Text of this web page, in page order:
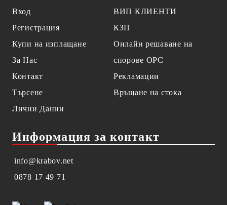
Вход
Регистрация
Купи на изплащане
За Нас
Контакт
Търсене
Лични Данни
ВИП КЛИЕНТИ
КЗП
Онлайн решаване на
спорове OPC
Рекламации
Връщане на стока
Информация за контакт
info@krabov.net
0878 17 49 71